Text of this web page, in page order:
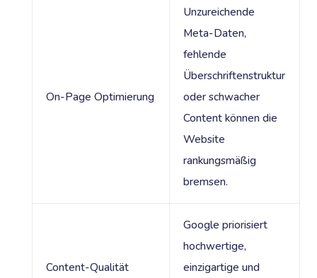
On-Page Optimierung
Unzureichende
Meta-Daten,
fehlende
Überschriftenstruktur
oder schwacher
Content können die
Website
rankungsmäßig
bremsen.
Content-Qualität
Google priorisiert
hochwertige,
einzigartige und